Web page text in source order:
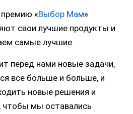
«Выбор Мам»
свои лучшие продукты и
самые лучшие.
перед нами новые задачи,
все больше и больше, и
новые решения и
чтобы мы оставались